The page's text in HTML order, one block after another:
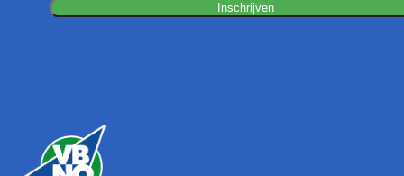
Inschrijven